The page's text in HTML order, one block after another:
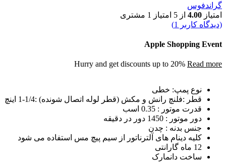
گراندفوس
امتیاز 4.00 از 5 امتیاز 1 مشتری
(دیدگاه کاربر
1
)
Apple Shopping Event
Hurry and get discounts up to 20% Read more
نوع پمپ: خطی
قطر :فلنچ رانش و مکش (قطر لوله اتصال شونده) :1/4-1 اینچ
قدرت موتور : 0.35 اسب
دور موتور : 1450 دور در دقیقه
جنس بدنه : چدن
کلیه دینام های آلترناتور از سیم پیچ مس استفاده می شود
12 ماه گارانتی
ساخت دانمارک